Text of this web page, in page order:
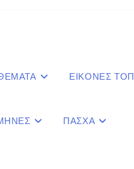
ΕΙΚΟΝΕΣ ΤΟΠ
ΠΑΣΧΑ